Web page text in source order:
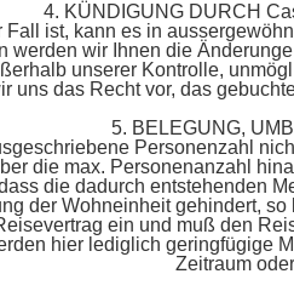
4. KÜNDIGUNG DURCH
ist, kann es in
werden wir Ihnen die
unserer Kontrolle,
uns das Recht vor, das
5. BELEGUNG,
Personenzahl
die max. Personenanzahl
die dadurch entstehenden
der Wohneinheit gehindert,
ein und muß den
hier lediglich geringfügige
Zeitraum